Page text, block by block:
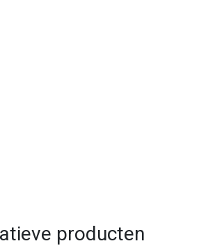
producten